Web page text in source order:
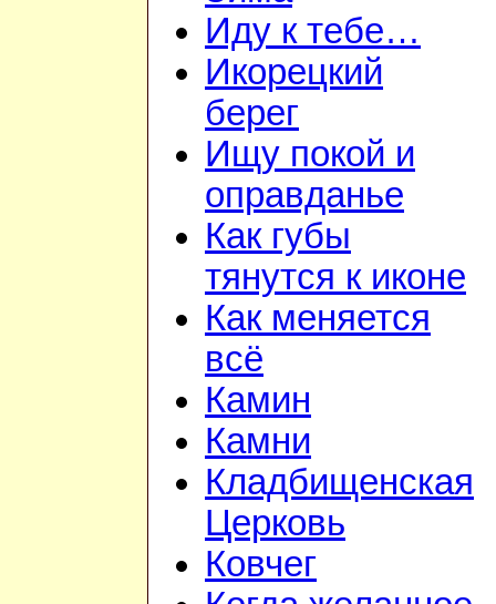
Иду к тебе…
Икорецкий
берег
Ищу покой и
оправданье
Как губы
тянутся к иконе
Как меняется
всё
Камин
Камни
Кладбищенская
Церковь
Ковчег